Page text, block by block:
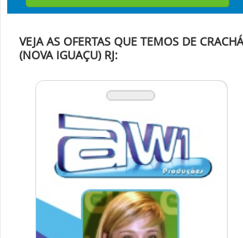
VEJA AS OFERTAS QUE TEMOS DE
(NOVA IGUAÇU) RJ: